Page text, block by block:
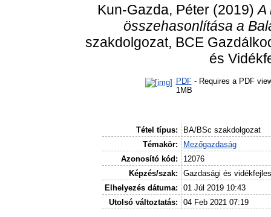
Kun-Gazda, Péter (2019)A
összehasonlítása a
szakdolgozat, BCE
és
PDF- Requires a PDF
1MB
Tétel típus:
BA/BSc szakdolgozat
Témakör:
Mezőgazdaság
Azonosító kód:
12076
Képzés/szak:
Gazdasági és
Elhelyezés dátuma:
01 Júl 2019 10:43
Utolsó változtatás:
04 Feb 2021 07:19